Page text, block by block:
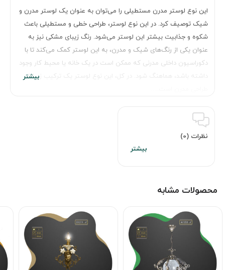
این نوع لوستر مدرن مستطیلی را می‌توان به عنوان یک لوستر مدرن و
شیک توصیف کرد. در این نوع لوستر، طراحی خطی و مستطیلی باعث
شکوه و جذابیت بیشتر این لوستر می‌شود. رنگ زیبای مشکی نیز به
عنوان یکی از رنگ‌های شیک و مدرن، به این لوستر کمک می‌کند تا با
دکوراسیون داخلی مدرنی که ممکن است در یک خانه یا محیط کار وجود
داشته باشد، هماهنگ شود. در کل، این نوع لوستر یک ترکیب زیبا از
نظرات (0)
محصولات مشابه